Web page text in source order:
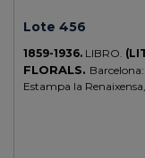
Lote 456
1859-1936. LIBRO.
FLORALS.
Estampa la